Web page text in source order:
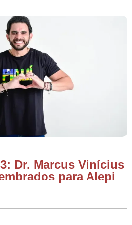
Dr. Marcus Vinícius
para Alepi